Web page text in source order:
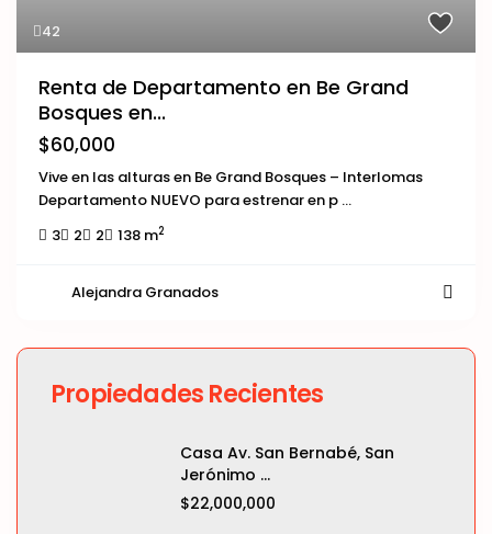
42
Renta de Departamento en Be Grand
Bosques en...
$60,000
Vive en las alturas en Be Grand Bosques – Interlomas
Departamento NUEVO para estrenar en p ...
3
2 2 138 m2
Alejandra Granados
Propiedades Recientes
Casa Av. San Bernabé, San
Jerónimo ...
$22,000,000